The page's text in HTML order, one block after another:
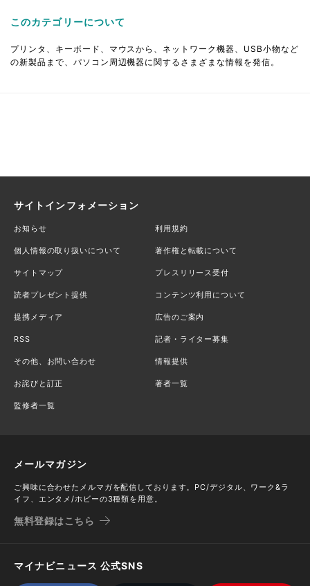
このカテゴリーについて
プリンタ、キーボード、マウスから、ネットワーク機器、USB小物など
の新製品まで、パソコン周辺機器に関するさまざまな情報を発信。
サイトインフォメーション
お知らせ 利用規約
個人情報の取り扱いについて 著作権と転載について
サイトマップ プレスリリース受付
読者プレゼント提供 コンテンツ利用について
提携メディア 広告のご案内
RSS 記者・ライター募集
その他、お問い合わせ 情報提供
お詫びと訂正 著者一覧
監修者一覧
メールマガジン
ご興味に合わせたメルマガを配信しております。PC/デジタル、ワーク&ラ
イフ、エンタメ/ホビーの3種類を用意。
無料登録はこちら
マイナビニュース 公式SNS